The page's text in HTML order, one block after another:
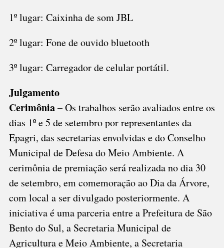
1º lugar: Caixinha de som JBL
2º lugar: Fone de ouvido bluetooth
3º lugar: Carregador de celular portátil.
Julgamento
Cerimônia –Os trabalhos serão avaliados entre os
dias 1º e 5 de setembro por representantes da
Epagri, das secretarias envolvidas e do Conselho
Municipal de Defesa do Meio Ambiente. A
cerimônia de premiação será realizada no dia 30
de setembro, em comemoração ao Dia da Árvore,
com local a ser divulgado posteriormente. A
iniciativa é uma parceria entre a Prefeitura de São
Bento do Sul, a Secretaria Municipal de
Agricultura e Meio Ambiente, a Secretaria